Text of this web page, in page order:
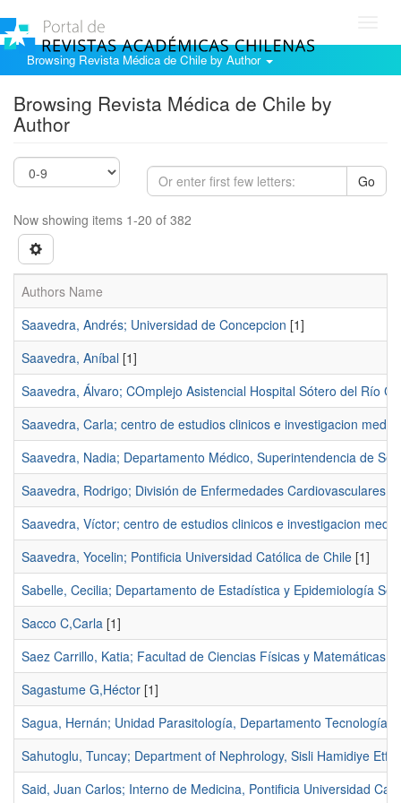
Browsing Revista Médica de Chile by Author
Browsing Revista Médica de Chile by
Author
Go
Now showing items 1-20 of 382
Authors Name
Saavedra, Andrés; Universidad de Concepcion [1]
Saavedra, Aníbal [1]
Saavedra, Álvaro; COmplejo Asistencial Hospital Sótero del Río
Saavedra, Carla; centro de estudios clinicos e investigacion
Saavedra, Nadia; Departamento Médico, Superintendencia de
Saavedra, Rodrigo; División de Enfermedades Cardiovasculares
Saavedra, Víctor; centro de estudios clinicos e investigacion
Saavedra, Yocelin; Pontificia Universidad Católica de Chile [1]
Sabelle, Cecilia; Departamento de Estadística y Epidemiología
Sacco C,Carla [1]
Saez Carrillo, Katia; Facultad de Ciencias Físicas y Matemáticas,
Sagastume G,Héctor [1]
Sagua, Hernán; Unidad Parasitología, Departamento Tecnología
Sahutoglu, Tuncay; Department of Nephrology, Sisli Hamidiye
Said, Juan Carlos; Interno de Medicina, Pontificia Universidad